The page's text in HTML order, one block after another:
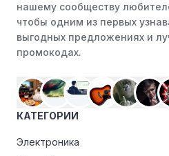
или Instagram. Ритейлеры
подписчиками
акциями.
программам лояльности,
магазинами, чтобы
преимуществами, как
акциям.
нашему сообществу
чтобы одним из первых
выгодных предложениях и
промокодах.
КАТЕГОРИИ
Электроника